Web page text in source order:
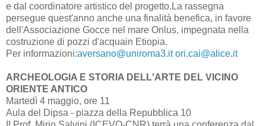
e dal coordinatore artistico del progetto.La rassegna
persegue quest'anno anche una finalità benefica, in favore
dell'Associazione Gocce nel mare Onlus, impegnata nella
costruzione di pozzi d'acquain Etiopia.
Per informazioni:aversano@uniroma3.it ori.cai@alice.it
ARCHEOLOGIA E STORIA DELL'ARTE DEL VICINO
ORIENTE ANTICO
Martedì 4 maggio, ore 11
Aula del Dipsa - piazza della Repubblica 10